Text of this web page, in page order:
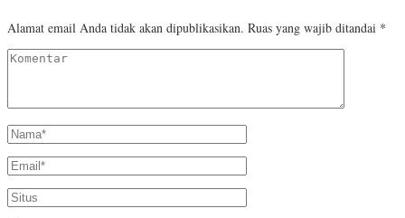
Alamat email Anda tidak akan dipublikasikan. Ruas yang wajib ditandai *